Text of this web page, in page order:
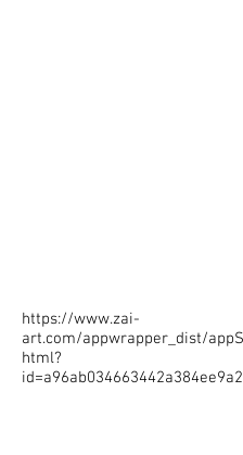
https://www.zai-
art.com/appwrapper_dist/
html?